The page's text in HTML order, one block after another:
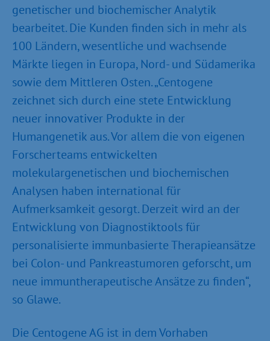
genetischer und biochemischer Analytik
bearbeitet. Die Kunden finden sich in mehr als
100 Ländern, wesentliche und wachsende
Märkte liegen in Europa, Nord- und Südamerika
sowie dem Mittleren Osten. „Centogene
zeichnet sich durch eine stete Entwicklung
neuer innovativer Produkte in der
Humangenetik aus. Vor allem die von eigenen
Forscherteams entwickelten
molekulargenetischen und biochemischen
Analysen haben international für
Aufmerksamkeit gesorgt. Derzeit wird an der
Entwicklung von Diagnostiktools für
personalisierte immunbasierte Therapieansätze
bei Colon- und Pankreastumoren geforscht, um
neue immuntherapeutische Ansätze zu finden“,
so Glawe.
Die Centogene AG ist in dem Vorhaben